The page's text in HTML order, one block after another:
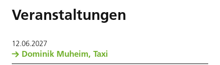
Veranstaltungen
12.06.2027
Dominik Muheim, Taxi